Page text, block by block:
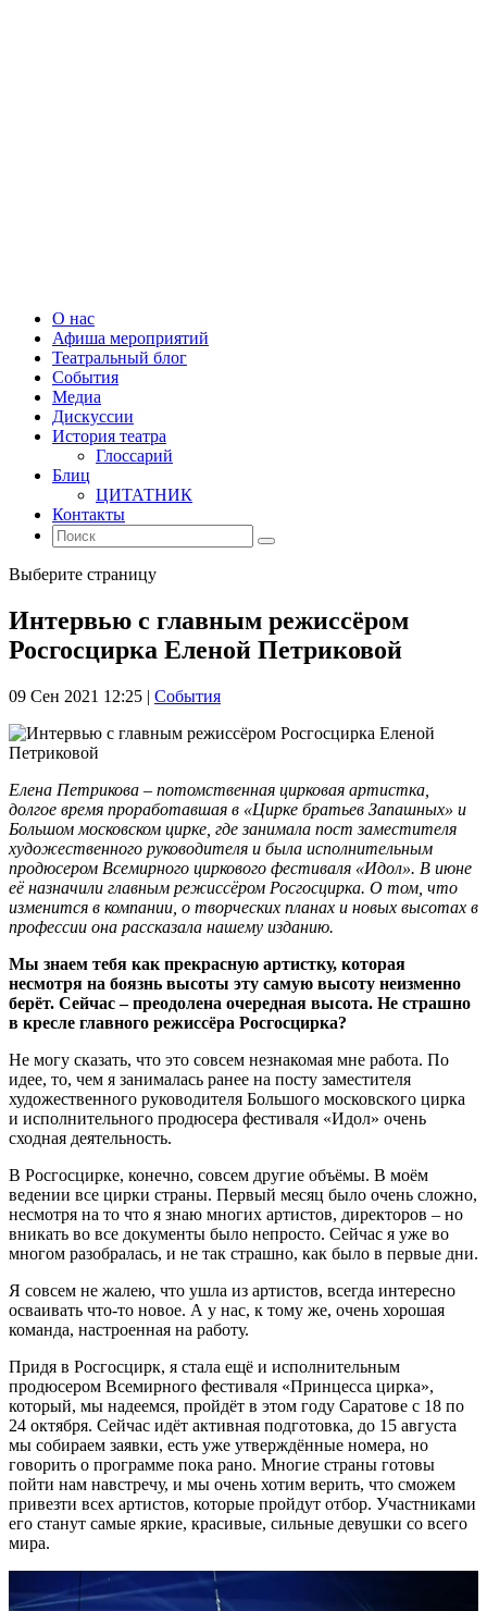
О нас
Афиша мероприятий
Театральный блог
События
Медиа
Дискуссии
История театра
Глоссарий
Блиц
ЦИТАТНИК
Контакты
Выберите страницу
Интервью с главным режиссёром
Росгосцирка Еленой Петриковой
09 Сен 2021 12:25 | События
Елена Петрикова – потомственная цирковая артистка,
долгое время проработавшая в «Цирке братьев Запашных» и
Большом московском цирке, где занимала пост заместителя
художественного руководителя и была исполнительным
продюсером Всемирного циркового фестиваля «Идол». В июне
её назначили главным режиссёром Росгосцирка. О том, что
изменится в компании, о творческих планах и новых высотах в
профессии она рассказала нашему изданию.
Мы знаем тебя как прекрасную артистку, которая
несмотря на боязнь высоты эту самую высоту неизменно
берёт. Сейчас – преодолена очередная высота. Не страшно
в кресле главного режиссёра Росгосцирка?
Не могу сказать, что это совсем незнакомая мне работа. По
идее, то, чем я занималась ранее на посту заместителя
художественного руководителя Большого московского цирка
и исполнительного продюсера фестиваля «Идол» очень
сходная деятельность.
В Росгосцирке, конечно, совсем другие объёмы. В моём
ведении все цирки страны. Первый месяц было очень сложно,
несмотря на то что я знаю многих артистов, директоров – но
вникать во все документы было непросто. Сейчас я уже во
многом разобралась, и не так страшно, как было в первые дни.
Я совсем не жалею, что ушла из артистов, всегда интересно
осваивать что-то новое. А у нас, к тому же, очень хорошая
команда, настроенная на работу.
Придя в Росгосцирк, я стала ещё и исполнительным
продюсером Всемирного фестиваля «Принцесса цирка»,
который, мы надеемся, пройдёт в этом году Саратове с 18 по
24 октября. Сейчас идёт активная подготовка, до 15 августа
мы собираем заявки, есть уже утверждённые номера, но
говорить о программе пока рано. Многие страны готовы
пойти нам навстречу, и мы очень хотим верить, что сможем
привезти всех артистов, которые пройдут отбор. Участниками
его станут самые яркие, красивые, сильные девушки со всего
мира.